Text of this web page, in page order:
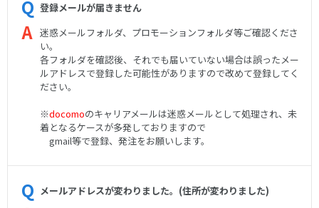
登録メールが届きません
迷惑メールフォルダ、プロモーションフォルダ等ご確認くださ
い。
各フォルダを確認後、それでも届いていない場合は誤ったメー
ルアドレスで登録した可能性がありますので改めて登録してく
ださい。
※docomoのキャリアメールは迷惑メールとして処理され、未
着となるケースが多発しておりますので
gmail等で登録、発注をお願いします。
メールアドレスが変わりました。(住所が変わりました)